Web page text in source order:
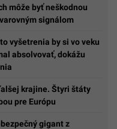
môže byť neškodnou
signálom
vyšetrenia by si vo veku
absolvovať, dokážu
krajine. Štyri štáty
pre Európu
gigant z